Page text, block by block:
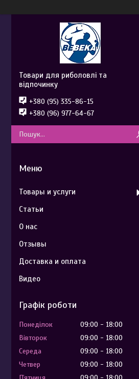
Товари для риболовлі та
відпочинку
+380 (95) 335-86-15
+380 (96) 977-64-67
Товары и услуги
Статьи
О нас
Отзывы
Доставка и оплата
Видео
Графік роботи
Понеділок 09:00
18:00
Вівторок
09:00
18:00
Середа
09:00
18:00
Четвер
09:00
18:00